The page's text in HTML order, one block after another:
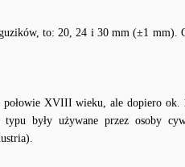
to: 20, 24 i 30 mm (±1 mm).
XVIII wieku, ale dopiero ok.
były używane przez osoby